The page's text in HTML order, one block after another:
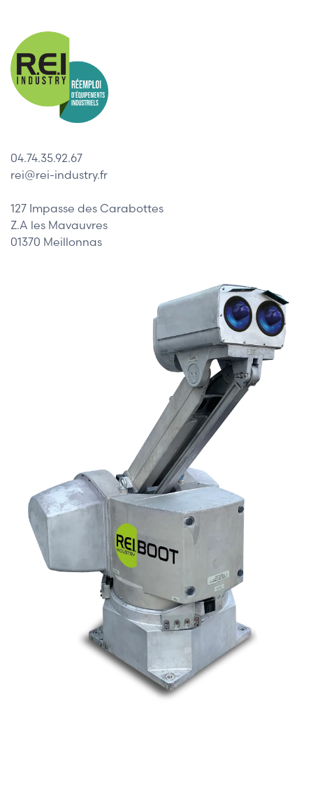
04.74.35.92.67
rei@rei-industry.fr
127 Impasse des Carabottes
Z.A les Mavauvres
01370 Meillonnas